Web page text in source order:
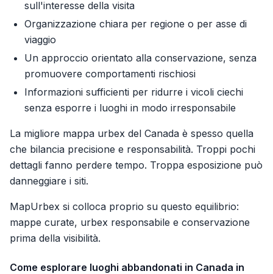
sull'interesse della visita
Organizzazione chiara per regione o per asse di
viaggio
Un approccio orientato alla conservazione, senza
promuovere comportamenti rischiosi
Informazioni sufficienti per ridurre i vicoli ciechi
senza esporre i luoghi in modo irresponsabile
La migliore mappa urbex del Canada è spesso quella
che bilancia precisione e responsabilità. Troppi pochi
dettagli fanno perdere tempo. Troppa esposizione può
danneggiare i siti.
MapUrbex si colloca proprio su questo equilibrio:
mappe curate, urbex responsabile e conservazione
prima della visibilità.
Come esplorare luoghi abbandonati in Canada in